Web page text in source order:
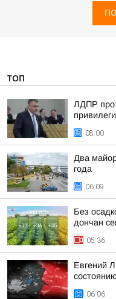
ТОП
ЛДПР
08:00
Два
года
06:09
Без
дончан
05:36
Евгений
06:06